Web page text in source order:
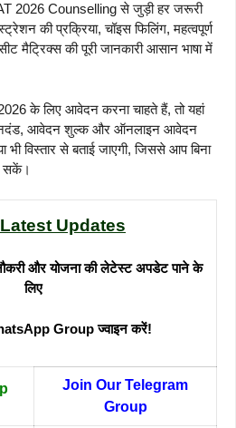
2026 Counselling से जुड़ी हर जरूरी
की प्रक्रिया, चॉइस फिलिंग, महत्वपूर्ण
मैट्रिक्स की पूरी जानकारी आसान भाषा में
के लिए आवेदन करना चाहते हैं, तो यहां
आवेदन शुल्क और ऑनलाइन आवेदन
विस्तार से बताई जाएगी, जिससे आप बिना
सकें।
Updates
नौकरी और योजना की लेटेस्ट अपडेट पाने के
लिए
Group ज्वाइन करें!
Join Our Telegram
Group